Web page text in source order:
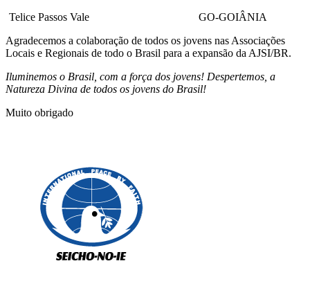
Telice Passos Vale
GO-GOIÂNIA
Agradecemos a colaboração de todos os jovens nas Associações
Locais e Regionais de todo o Brasil para a expansão da AJSI/BR.
Iluminemos o Brasil, com a força dos jovens! Despertemos, a
Natureza Divina de todos os jovens do Brasil!
Muito obrigado